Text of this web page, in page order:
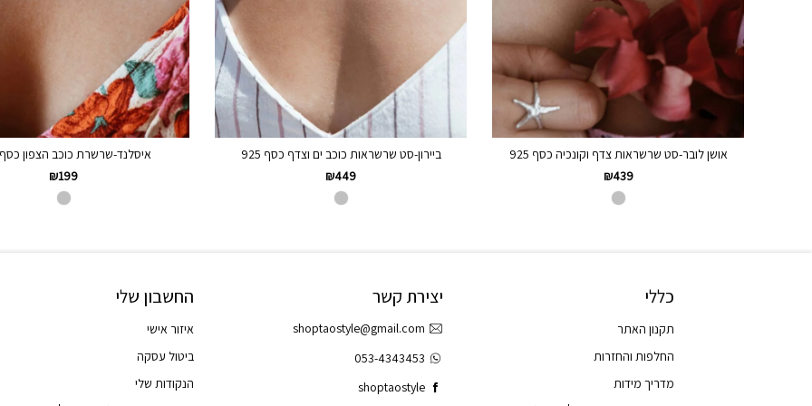
אושן לובר-סט שרשראות צדף וקונכיה כסף 925
₪439
ביירון-סט שרשראות כוכב ים וצדף כסף 925
₪449
איסלנד-שרשרת כוכב הצפון כסף
₪199
כללי
תקנון האתר
החלפות והחזרות
מדריך מידות
החשבון שלי
איזור אישי
ביטול עסקה
הנקודות שלי
יצירת קשר
shoptaostyle@gmail.com
053-4343453
shoptaostyle